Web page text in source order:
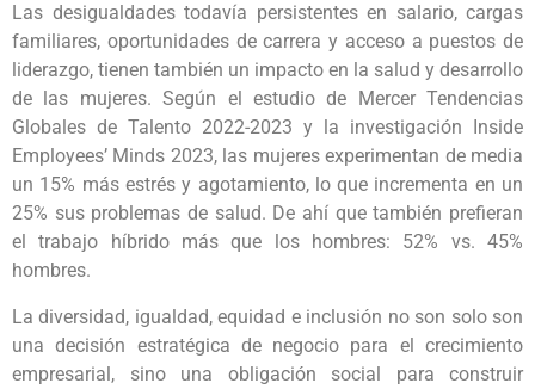
Las desigualdades todavía persistentes en salario, cargas
familiares, oportunidades de carrera y acceso a puestos de
liderazgo, tienen también un impacto en la salud y desarrollo
de las mujeres. Según el estudio de Mercer Tendencias
Globales de Talento 2022-2023 y la investigación Inside
Employees’ Minds 2023, las mujeres experimentan de media
un 15% más estrés y agotamiento, lo que incrementa en un
25% sus problemas de salud. De ahí que también prefieran
el trabajo híbrido más que los hombres: 52% vs. 45%
hombres.
La diversidad, igualdad, equidad e inclusión no son solo son
una decisión estratégica de negocio para el crecimiento
empresarial, sino una obligación social para construir